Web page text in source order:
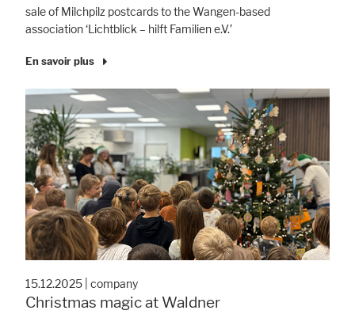
sale of Milchpilz postcards to the Wangen-based
association ‘Lichtblick – hilft Familien e.V.’
En savoir plus
15.12.2025 company
Christmas magic at Waldner